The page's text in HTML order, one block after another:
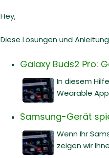
Hey,
Diese Lösungen und
Galaxy Buds2 Pro:
In diesem
Wearable
Samsung-Gerät
Wenn Ihr
zeigen wir